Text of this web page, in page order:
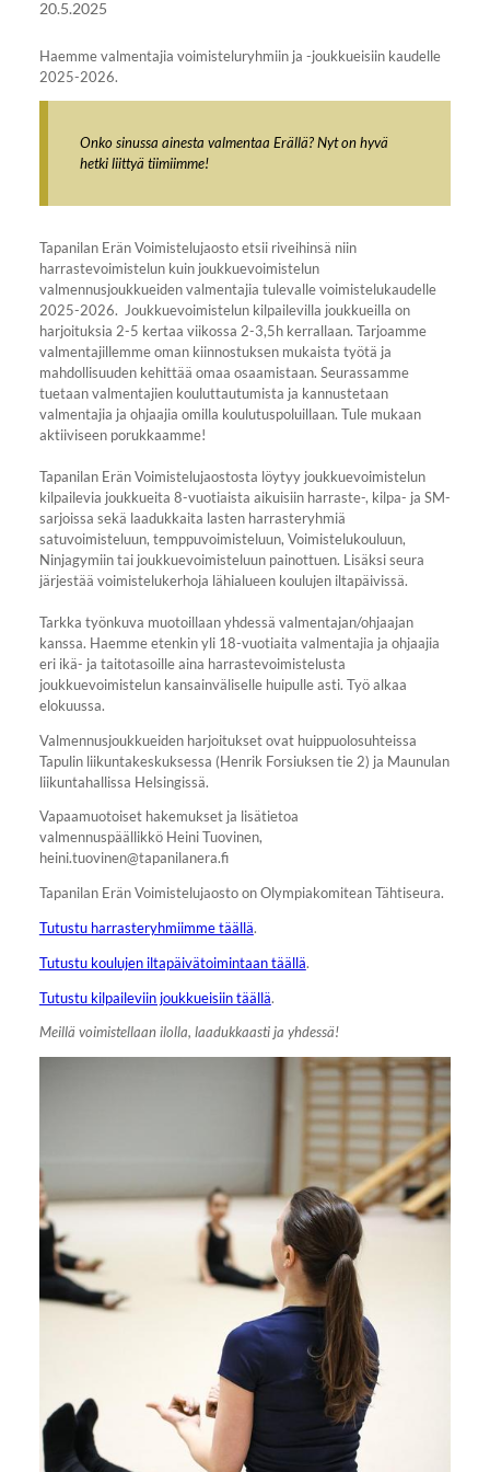
20.5.2025
Haemme valmentajia voimisteluryhmiin ja -joukkueisiin kaudelle
2025-2026.
Onko sinussa ainesta valmentaa Erällä? Nyt on hyvä
hetki liittyä tiimiimme!
Tapanilan Erän Voimistelujaosto etsii riveihinsä niin
harrastevoimistelun kuin joukkuevoimistelun
valmennusjoukkueiden valmentajia tulevalle voimistelukaudelle
2025-2026. Joukkuevoimistelun kilpailevilla joukkueilla on
harjoituksia 2-5 kertaa viikossa 2-3,5h kerrallaan. Tarjoamme
valmentajillemme oman kiinnostuksen mukaista työtä ja
mahdollisuuden kehittää omaa osaamistaan. Seurassamme
tuetaan valmentajien kouluttautumista ja kannustetaan
valmentajia ja ohjaajia omilla koulutuspoluillaan. Tule mukaan
aktiiviseen porukkaamme!
Tapanilan Erän Voimistelujaostosta löytyy joukkuevoimistelun
kilpailevia joukkueita 8-vuotiaista aikuisiin harraste-, kilpa- ja SM-
sarjoissa sekä laadukkaita lasten harrasteryhmiä
satuvoimisteluun, temppuvoimisteluun, Voimistelukouluun,
Ninjagymiin tai joukkuevoimisteluun painottuen. Lisäksi seura
järjestää voimistelukerhoja lähialueen koulujen iltapäivissä.
Tarkka työnkuva muotoillaan yhdessä valmentajan/ohjaajan
kanssa. Haemme etenkin yli 18-vuotiaita valmentajia ja ohjaajia
eri ikä- ja taitotasoille aina harrastevoimistelusta
joukkuevoimistelun kansainväliselle huipulle asti. Työ alkaa
elokuussa.
Valmennusjoukkueiden harjoitukset ovat huippuolosuhteissa
Tapulin liikuntakeskuksessa (Henrik Forsiuksen tie 2) ja Maunulan
liikuntahallissa Helsingissä.
Vapaamuotoiset hakemukset ja lisätietoa
valmennuspäällikkö Heini Tuovinen,
heini.tuovinen@tapanilanera.fi
Tapanilan Erän Voimistelujaosto on Olympiakomitean Tähtiseura.
Tutustu harrasteryhmiimme täällä.
Tutustu koulujen iltapäivätoimintaan täällä.
Tutustu kilpaileviin joukkueisiin täällä.
Meillä voimistellaan ilolla, laadukkaasti ja yhdessä!